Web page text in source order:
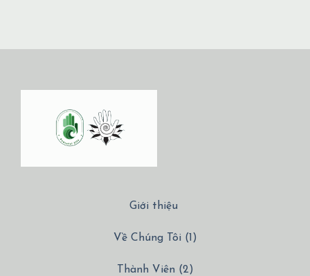
Giới thiệu
Về Chúng Tôi (1)
Thành Viên (2)